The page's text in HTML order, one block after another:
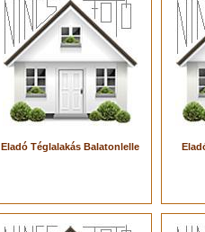
Eladó Téglalakás Balatonlelle